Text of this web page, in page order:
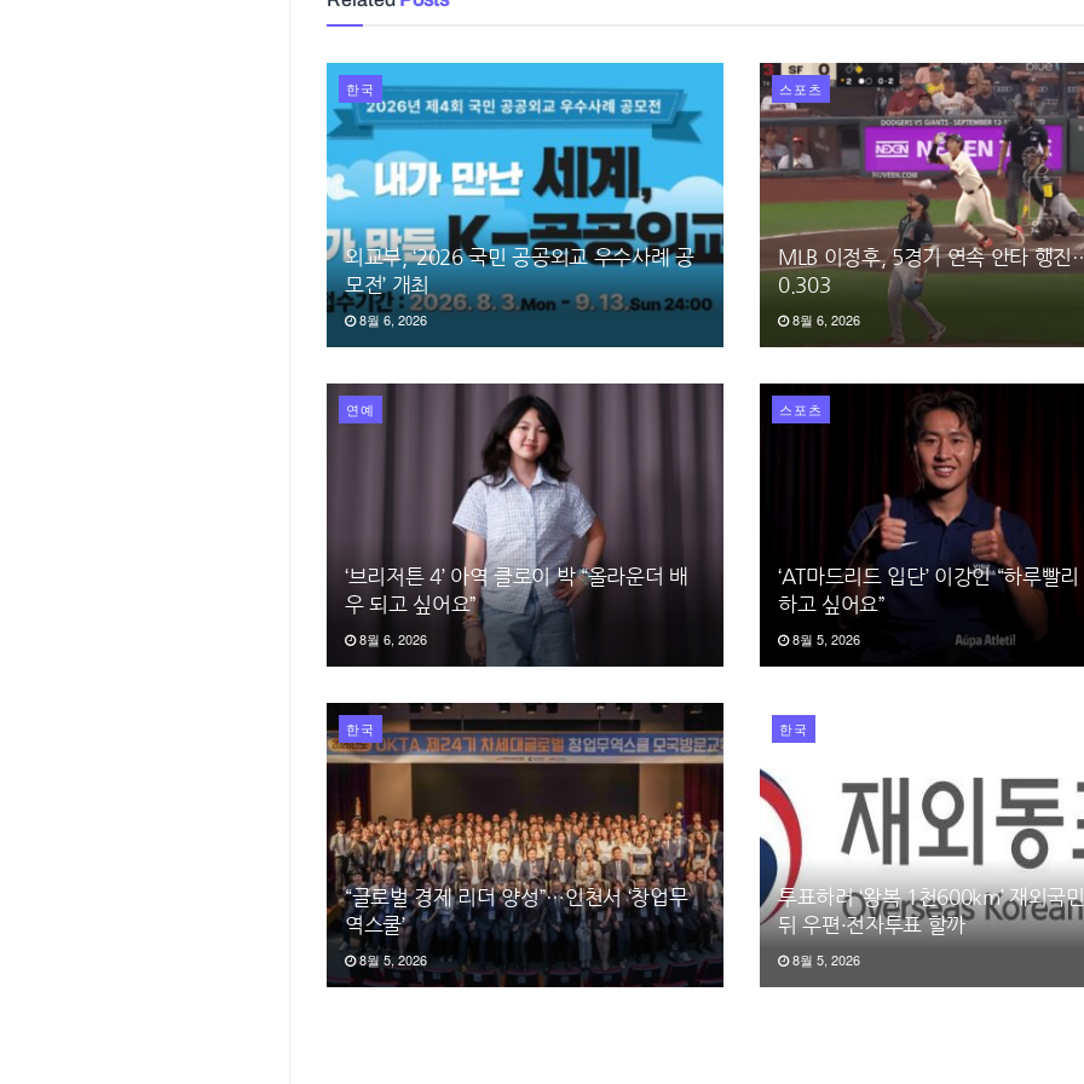
한국
외교부, ‘2026 국민 공공외교 우수사례 공
모전’ 개최
8월 6, 2026
스포츠
MLB 이정후, 5경기 연속 안타 행진
0.303
8월 6, 2026
연예
‘브리저튼 4’ 아역 클로이 박 “올라운더 배
우 되고 싶어요”
8월 6, 2026
스포츠
‘AT마드리드 입단’ 이강인 “하루빨
하고 싶어요”
8월 5, 2026
한국
“글로벌 경제 리더 양성”…인천서 ‘창업무
역스쿨’
8월 5, 2026
한국
투표하러 ‘왕복 1천600km’ 재외국
뒤 우편·전자투표 할까
8월 5, 2026